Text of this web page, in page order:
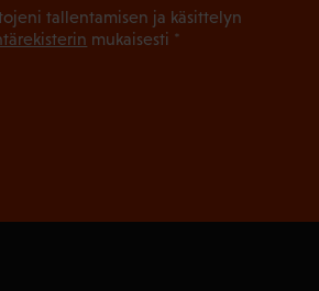
tallentamisen ja käsittelyn
mukaisesti *